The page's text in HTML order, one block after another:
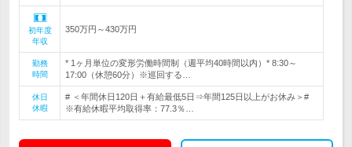
初年度
年収
350万円～430万円
勤務
時間
* 1ヶ月単位の変形労働時間制（週平均40時間以内）* 8:30～
17:00（休憩60分）※巡回する…
休日
休暇
# ＜年間休日120日＋有給最低5日⇒年間125日以上がお休み＞#
※有給休暇平均取得率：77.3％…